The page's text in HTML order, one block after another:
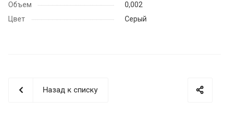
Объем
0,002
Цвет
Серый
Назад к списку